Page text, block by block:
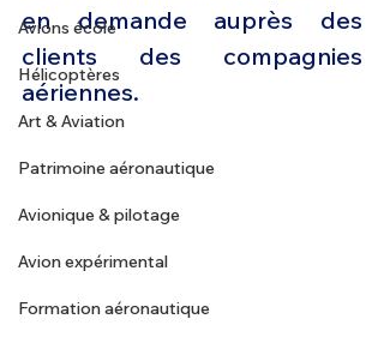
Avions école
Hélicoptères
Art & Aviation
Patrimoine aéronautique
Avionique & pilotage
Avion expérimental
Formation aéronautique
en demande auprès des
clients des compagnies
aériennes.